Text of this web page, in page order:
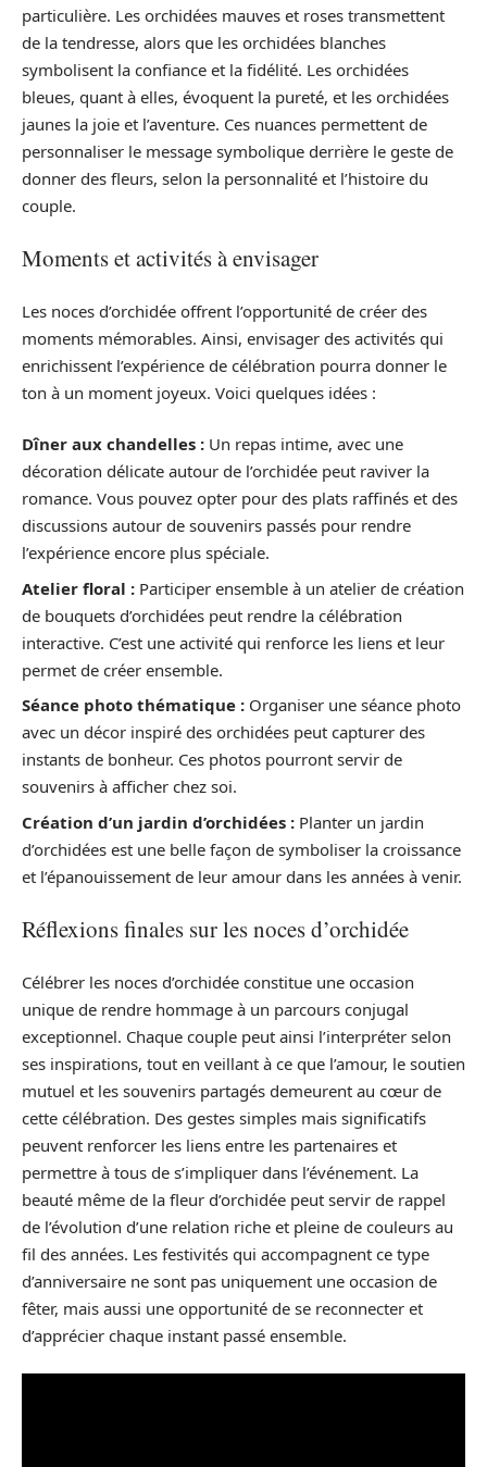
particulière. Les orchidées mauves et roses transmettent
de la tendresse, alors que les orchidées blanches
symbolisent la confiance et la fidélité. Les orchidées
bleues, quant à elles, évoquent la pureté, et les orchidées
jaunes la joie et l’aventure. Ces nuances permettent de
personnaliser le message symbolique derrière le geste de
donner des fleurs, selon la personnalité et l’histoire du
couple.
Moments et activités à envisager
Les noces d’orchidée offrent l’opportunité de créer des
moments mémorables. Ainsi, envisager des activités qui
enrichissent l’expérience de célébration pourra donner le
ton à un moment joyeux. Voici quelques idées :
Dîner aux chandelles : Un repas intime, avec une
décoration délicate autour de l’orchidée peut raviver la
romance. Vous pouvez opter pour des plats raffinés et des
discussions autour de souvenirs passés pour rendre
l’expérience encore plus spéciale.
Atelier floral : Participer ensemble à un atelier de création
de bouquets d’orchidées peut rendre la célébration
interactive. C’est une activité qui renforce les liens et leur
permet de créer ensemble.
Séance photo thématique : Organiser une séance photo
avec un décor inspiré des orchidées peut capturer des
instants de bonheur. Ces photos pourront servir de
souvenirs à afficher chez soi.
Création d’un jardin d’orchidées : Planter un jardin
d’orchidées est une belle façon de symboliser la croissance
et l’épanouissement de leur amour dans les années à venir.
Réflexions finales sur les noces d’orchidée
Célébrer les noces d’orchidée constitue une occasion
unique de rendre hommage à un parcours conjugal
exceptionnel. Chaque couple peut ainsi l’interpréter selon
ses inspirations, tout en veillant à ce que l’amour, le soutien
mutuel et les souvenirs partagés demeurent au cœur de
cette célébration. Des gestes simples mais significatifs
peuvent renforcer les liens entre les partenaires et
permettre à tous de s’impliquer dans l’événement. La
beauté même de la fleur d’orchidée peut servir de rappel
de l’évolution d’une relation riche et pleine de couleurs au
fil des années. Les festivités qui accompagnent ce type
d’anniversaire ne sont pas uniquement une occasion de
fêter, mais aussi une opportunité de se reconnecter et
d’apprécier chaque instant passé ensemble.